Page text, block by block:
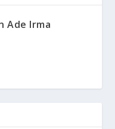
Ade Irma